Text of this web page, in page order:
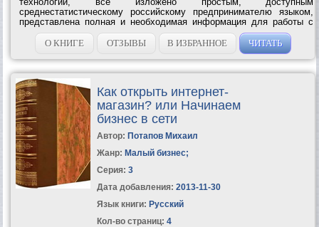
среднестатистическому российскому предпринимателю языком,
представлена полная и необходимая информация для работы с
товарами в разном ценовом сегменте.Автор рассматривает самые
важные вопросы открытия...
О КНИГЕ ОТЗЫВЫ В ИЗБРАННОЕ ЧИТАТЬ
Как открыть интернет-
магазин? или Начинаем
бизнес в сети
Автор: Потапов Михаил
Жанр: Малый бизнес;
Серия: 3
Дата добавления: 2013-11-30
Язык книги: Русский
Кол-во страниц: 4